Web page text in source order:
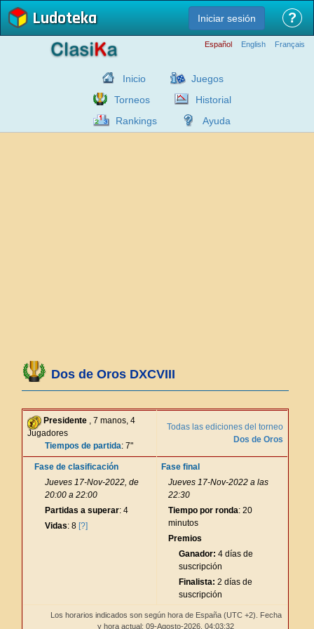
Ludoteka Iniciar sesión ?
Español English Français
Inicio
Juegos
Torneos
Historial
Rankings
Ayuda
Dos de Oros DXCVIII
Presidente , 7 manos, 4
Jugadores
Tiempos de partida: 7"
Todas las ediciones del torneo
Dos de Oros
Fase de clasificación
Jueves 17-Nov-2022, de
20:00 a 22:00
Partidas a superar: 4
Vidas: 8 [?]
Fase final
Jueves 17-Nov-2022 a las
22:30
Tiempo por ronda: 20
minutos
Premios
Ganador: 4 días de
suscripción
Finalista: 2 días de
suscripción
Los horarios indicados son según hora de España (UTC +2). Fecha
y hora actual: 09-Agosto-2026, 04:03:33